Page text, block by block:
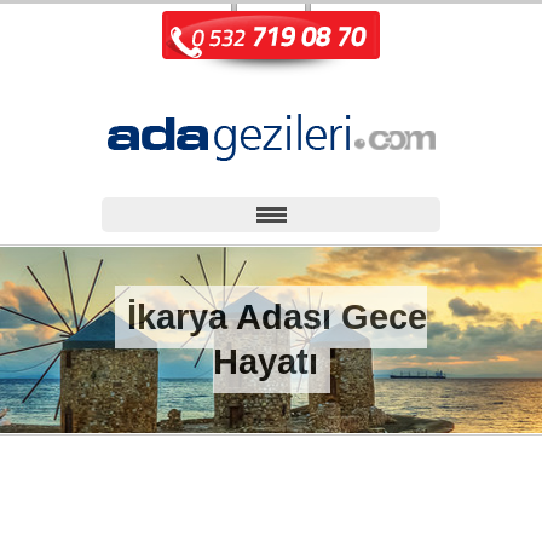
İkarya Adası Gece
Hayatı